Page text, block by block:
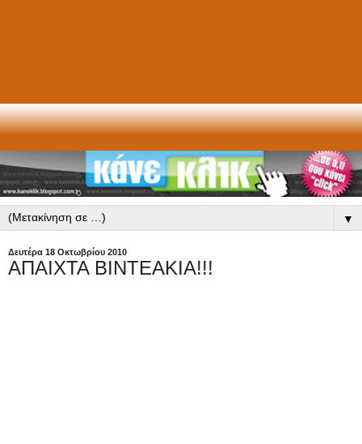
▼
Δευτέρα 18 Οκτωβρίου 2010
ΑΠΑΙΧΤΑ ΒΙΝΤΕΑΚΙΑ!!!